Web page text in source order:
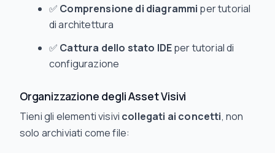
✅ Comprensione di diagrammi per tutorial
di architettura
✅ Cattura dello stato IDEper tutorial di
configurazione
Organizzazione degli Asset Visivi
Tieni gli elementi visivi collegati ai concetti, non
solo archiviati come file: